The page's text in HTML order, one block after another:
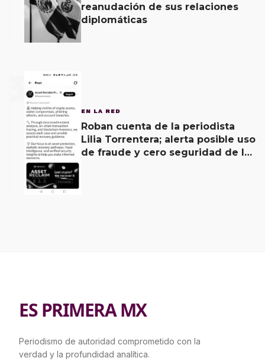
reanudación de sus relaciones
diplomáticas
3
EN LA RED
Roban cuenta de la periodista
Lilia Torrentera; alerta posible uso
de fraude y cero seguridad de la
ES PRIMERA MX
Periodismo de autoridad comprometido con la
verdad y la profundidad analítica.